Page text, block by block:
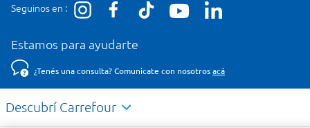
Seguinos en :
Estamos para ayudarte
¿Tenés una consulta? Comunicate con nosotros acá
Descubrí Carrefour